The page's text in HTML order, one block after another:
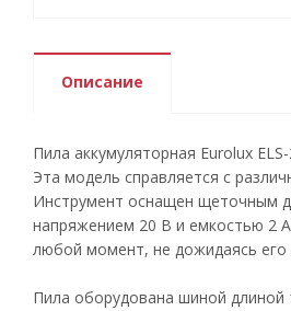
Описание
Пила аккумуляторная Eurolux
Эта модель справляется с
Инструмент оснащен щеточным
напряжением 20 В и емкостью 2
любой момент, не дожидаясь его
Пила оборудована шиной